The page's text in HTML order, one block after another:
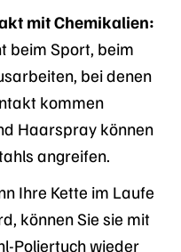
mit Chemikalien:
beim Sport, beim
bei denen
kommen
Haarspray können
angreifen.
Ihre Kette im Laufe
können Sie sie mit
Poliertuch wieder